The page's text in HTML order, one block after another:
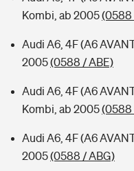
Kombi, ab 2005(0588
Audi A6, 4F (A6
2005(0588 / ABE)
Audi A6, 4F (A6
Kombi, ab 2005(0588
Audi A6, 4F (A6
2005(0588 / ABG)